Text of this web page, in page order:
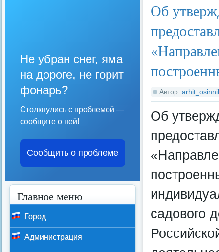
Об
Автор:
Об
садового
Не убран снег, яма
на дороге, не горит
фонарь?
Столкнулись с проблемой —
сообщите о ней!
Сообщить о проблеме
Главное меню
Город
Администрация